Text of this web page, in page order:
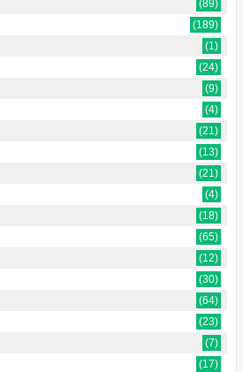
(89)
(189)
(1)
(24)
(9)
(4)
(21)
(13)
(21)
(4)
(18)
(65)
(12)
(30)
(64)
(23)
(7)
(17)